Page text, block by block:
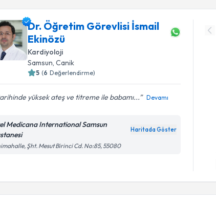
Dr. Öğretim Görevlisi İsmail
Ekinözü
Kardiyoloji
Samsun , Canik
5 (6 Değerlendirme)
yüksek ateş ve titreme ile babamı... Devamı
Medicana International Samsun
Haritada Göster
Şht. Mesut Birinci Cd. No:85, 55080